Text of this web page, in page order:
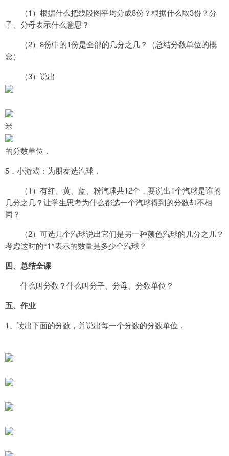
（1 ）根据什么把线段图平均分成8份？根据什么取3份？分
子、分母表示什么意思？
（2） 8份中的1份是全部的几分之几？（总结分数单位的概
念）
（3）说出
米
的分数单位．
5 ．小游戏：为朋友选汽球．
（1 ）有红、黄、蓝、粉汽球共12个，要说出1个汽球是谁的
几分之几？让学生思考为什么都选一个汽球得到的分数却不相
同？
（2）可选几个汽球说出它们是另一种颜色汽球的几分之几？
考虑这时的“1”表示的数量是多少个汽球？
四、总结全课
什么叫分数？什么叫分子、分母、分数单位？
五、作业
1 、读出下面的分数，并说出每一个分数的分数单位．